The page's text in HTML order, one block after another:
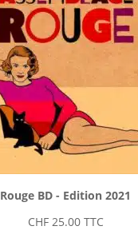
Rouge BD - Edition 2021
CHF25.00 TTC